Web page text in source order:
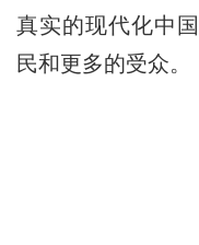
真实的现代化中
民和更多的受众。